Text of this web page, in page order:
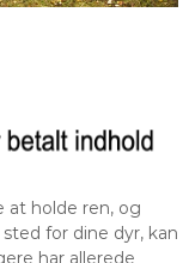
at holde ren, og
for dine dyr, kan
har allerede